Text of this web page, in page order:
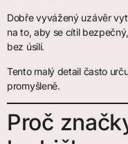
Dobře vyvážený uzávěr
na to, aby se cítil
bez úsilí.
Tento malý detail často
promyšleně.
Proč